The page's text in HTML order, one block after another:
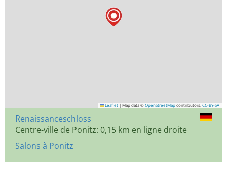
Leaflet | Map data © OpenStreetMap contributors, CC-BY-SA
Renaissanceschloss
Centre-ville de Ponitz: 0,15 km en ligne droite
Salons à Ponitz